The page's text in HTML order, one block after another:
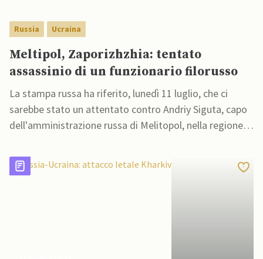
Russia Ucraina
Meltipol, Zaporizhzhia: tentato
assassinio di un funzionario filorusso
La stampa russa ha riferito, lunedì 11 luglio, che ci
sarebbe stato un attentato contro Andriy Siguta, capo
dell'amministrazione russa di Melitopol, nella regione di